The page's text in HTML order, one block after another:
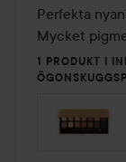
av
5
Perfekta
Mycket
1 PRODUKT I